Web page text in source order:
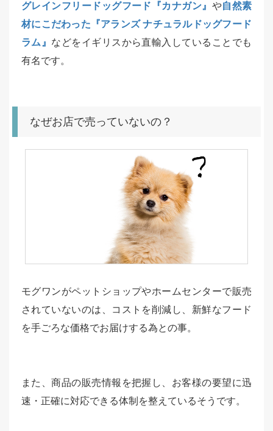
グレインフリードッグフード『カナガン』 や自然素
材にこだわった『アランズ ナチュラルドッグフード
ラム』 などをイギリスから直輸入していることでも
有名です。
なぜお店で売っていないの？
モグワンがペットショップやホームセンターで販売
されていないのは、コストを削減し、新鮮なフード
を手ごろな価格でお届けする為との事。
また、商品の販売情報を把握し、お客様の要望に迅
速・正確に対応できる体制を整えているそうです。